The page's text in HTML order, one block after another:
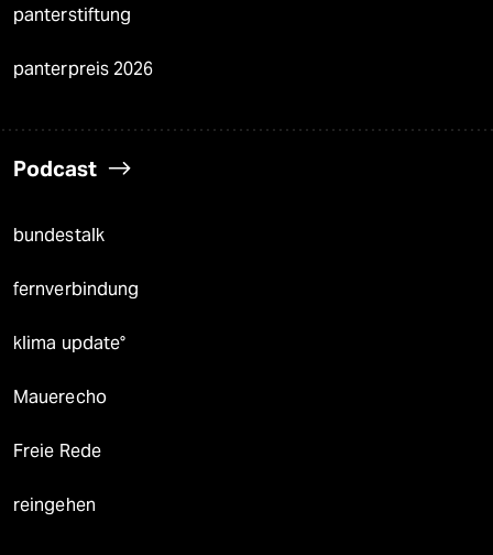
panterstiftung
panterpreis 2026
Podcast
bundestalk
fernverbindung
klima update°
Mauerecho
Freie Rede
reingehen